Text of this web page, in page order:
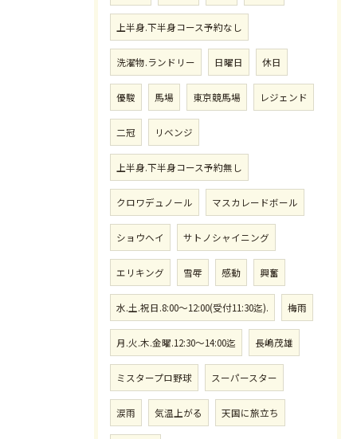
上半身.下半身コース予約なし
洗濯物.ランドリー 日曜日 休日
優駿 馬場 東京競馬場 レジェンド
二冠 リベンジ
上半身.下半身コース予約無し
クロワデュノール マスカレードボール
ショウヘイ サトノシャイニング
エリキング 雪辱 感動 興奮
水.土.祝日.8:00〜12:00(受付11:30迄). 梅雨
月.火.木.金曜.12:30〜14:00迄 長嶋茂雄
ミスタープロ野球 スーパースター
涙雨 気温上がる 天国に旅立ち